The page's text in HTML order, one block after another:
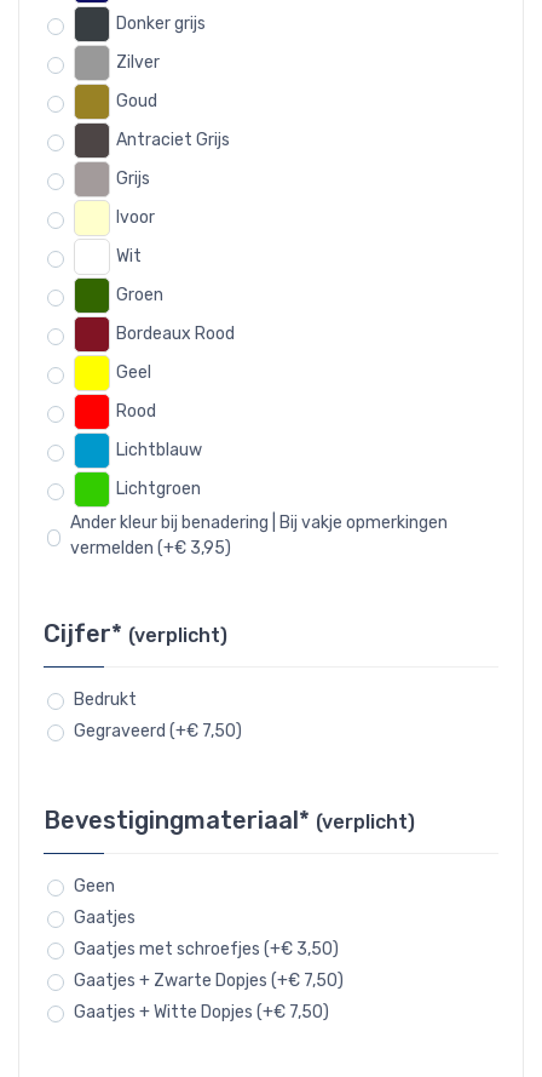
Donker grijs
Zilver
Goud
Antraciet Grijs
Grijs
Ivoor
Wit
Groen
Bordeaux Rood
Geel
Rood
Lichtblauw
Lichtgroen
Ander kleur bij benadering | Bij vakje opmerkingen
vermelden (+€ 3,95)
Cijfer* (verplicht)
Bedrukt
Gegraveerd (+€ 7,50)
Bevestigingmateriaal* (verplicht)
Geen
Gaatjes
Gaatjes met schroefjes (+€ 3,50)
Gaatjes + Zwarte Dopjes (+€ 7,50)
Gaatjes + Witte Dopjes (+€ 7,50)